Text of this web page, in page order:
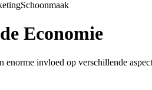
Schoonmaak
Economie
enorme invloed op verschillende